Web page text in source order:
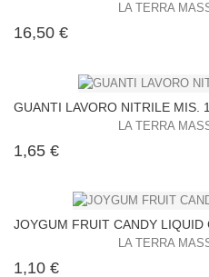
LA TERRA
16,50 €Prezzo
GUANTI LAVORO NITRILE MIS.
LA TERRA
1,65 €Prezzo
JOYGUM FRUIT CANDY LIQUID
LA TERRA
1,10 €Prezzo